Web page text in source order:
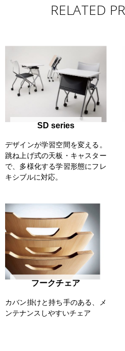
RELATED
SD series
デザインが学習空間を変える。
跳ね上げ式の天板・キャスター
で、多様化する学習形態にフレ
キシブルに対応。
フークチェア
カバン掛けと持ち手のある、メ
ンテナンスしやすいチェア